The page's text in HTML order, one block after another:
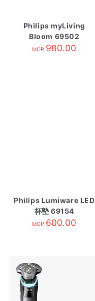
Philips myLiving
Bloom 69502
MOP 980.00
Philips Lumiware LED
杯墊 69154
MOP 600.00